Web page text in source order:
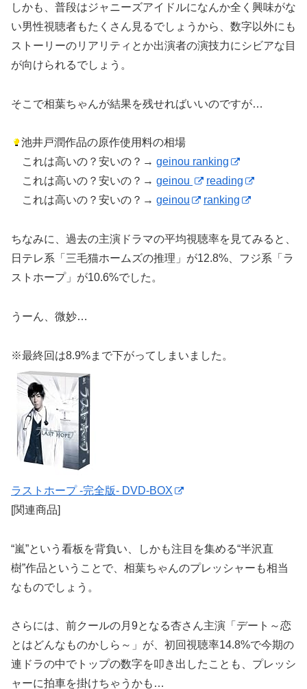
しかも、普段はジャニーズアイドルになんか全く興味がな
い男性視聴者もたくさん見るでしょうから、数字以外にも
ストーリーのリアリティとか出演者の演技力にシビアな目
が向けられるでしょう。
そこで相葉ちゃんが結果を残せればいいのですが…
池井戸潤作品の原作使用料の相場
これは高いの？安いの？→ geinou ranking
これは高いの？安いの？→ geinou
reading
これは高いの？安いの？→ geinou ranking
ちなみに、過去の主演ドラマの平均視聴率を見てみると、
日テレ系「三毛猫ホームズの推理」が12.8%、フジ系「ラ
ストホープ」が10.6%でした。
うーん、微妙…
※最終回は8.9%まで下がってしまいました。
ラストホープ -完全版- DVD-BOX
[関連商品]
“嵐”という看板を背負い、しかも注目を集める“半沢直
樹”作品ということで、相葉ちゃんのプレッシャーも相当
なものでしょう。
さらには、前クールの月9となる杏さん主演「デート～恋
とはどんなものかしら～」が、初回視聴率14.8%で今期の
連ドラの中でトップの数字を叩き出したことも、プレッシ
ャーに拍車を掛けちゃうかも…